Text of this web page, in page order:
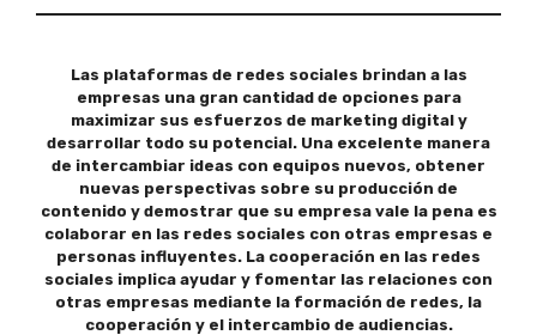
Las plataformas de redes sociales brindan a las
empresas una gran cantidad de opciones para
maximizar sus esfuerzos de marketing digital y
desarrollar todo su potencial. Una excelente manera
de intercambiar ideas con equipos nuevos, obtener
nuevas perspectivas sobre su producción de
contenido y demostrar que su empresa vale la pena es
colaborar en las redes sociales con otras empresas e
personas influyentes. La cooperación en las redes
sociales implica ayudar y fomentar las relaciones con
otras empresas mediante la formación de redes, la
cooperación y el intercambio de audiencias.